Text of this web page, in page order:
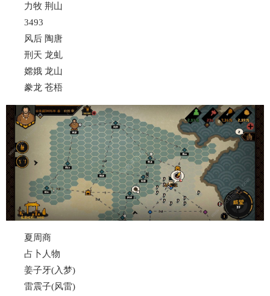
力牧 荆山
3493
风后 陶唐
刑天 龙虬
嫦娥 龙山
豢龙 苍梧
夏周商
占卜人物
姜子牙(入梦)
雷震子(风雷)